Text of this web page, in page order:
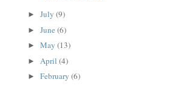
► July (9)
► June (6)
► May (13)
► April (4)
► February (6)